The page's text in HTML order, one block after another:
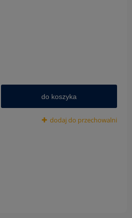
do koszyka
dodaj do przechowalni